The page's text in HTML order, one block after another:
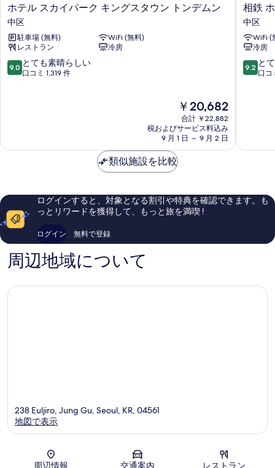
ホ
テ
ル
ス
カ
イ
パ
タ
ン
ム
ン
ホテル スカイパーク キングスタウン トンデムン
中区
駐車場 (無料)
WiFi (無料)
レストラン
冷房
10
段
素
い、
コ
ミ
件
の
コ
9.0 とても素晴らしい
口コミ 1,319 件
現
在
の
料
金
は
￥20,682
￥20,682
合計 ￥22,882
税およびサービス料込み
9 月 1 日 ～ 9 月 2 日
相
鉄
ホ
テ
ル
ズ
ザ
ソ
大
門
相鉄
中区
WiFi (
冷房
10
段
素
い、
口
口
9.2 と
口コ
類似施設を比較
ログインすると、対象となる割引や特典を確認できます。も
っとリワードを獲得して、もっと旅を満喫 !
ログイン 無料で登録
周辺地域について
地図
238 Euljiro, Jung Gu, Seoul, KR, 04561
地図で表示
周辺情報 交通案内 レストラン